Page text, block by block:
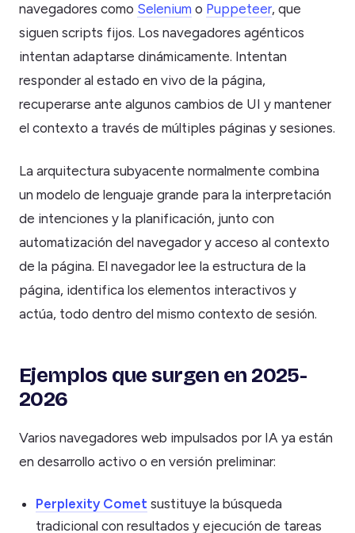
navegadores como Selenium o Puppeteer, que
siguen scripts fijos. Los navegadores agénticos
intentan adaptarse dinámicamente. Intentan
responder al estado en vivo de la página,
recuperarse ante algunos cambios de UI y mantener
el contexto a través de múltiples páginas y sesiones.
La arquitectura subyacente normalmente combina
un modelo de lenguaje grande para la interpretación
de intenciones y la planificación, junto con
automatización del navegador y acceso al contexto
de la página. El navegador lee la estructura de la
página, identifica los elementos interactivos y
actúa, todo dentro del mismo contexto de sesión.
Ejemplos que surgen en 2025-
2026
Varios navegadores web impulsados por IA ya están
en desarrollo activo o en versión preliminar:
Perplexity Comet sustituye la búsqueda
tradicional con resultados y ejecución de tareas